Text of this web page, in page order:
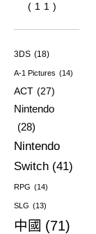
(11)
3DS (18)
A-1 Pictures (14)
ACT (27)
Nintendo
(28)
Nintendo
Switch (41)
RPG (14)
SLG (13)
中國 (71)